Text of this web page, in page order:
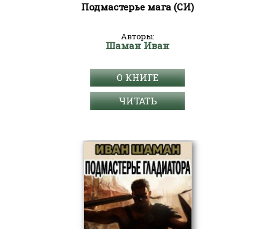
Подмастерье мага (СИ)
Авторы:
Шаман Иван
О КНИГЕ
ЧИТАТЬ